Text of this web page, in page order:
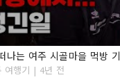
나는 여주 시골마을 먹방
여행기 | 4년 전